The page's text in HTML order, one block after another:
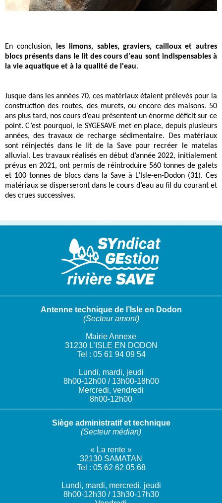
En conclusion, les limons, sables, graviers, cailloux et autres
blocs présents dans le lit des cours d'eau sont indispensables à
la vie aquatique et à la qualité de l'eau.
Jusque dans les années 70, ces matériaux étaient prélevés pour la
construction des routes, des murets, ou encore des maisons. 50
ans plus tard, nos cours d’eau présentent un énorme déficit sur ce
point. C’est pourquoi, le SYGESAVE met en place, depuis plusieurs
années, des travaux de recharge sédimentaire. Des matériaux
sont réinjectés dans le lit de la Save pour recréer le matelas
alluvial. Les travaux réalisés en début d’année 2022, initialement
prévus en 2021, ont permis de réintroduire 560 tonnes de galets
et 100 tonnes de blocs dans la Save à L’Isle-en-Dodon (31). Ces
matériaux se disperseront dans le cours d’eau au fil du courant et
des crues successives.
Antenne technique de l’Isle en Dodon
(Secteur amont)
Mairie Annexe
31230 L’ISLE EN DODON
Tel : 05 61 94 09 54
Lundi, mardi, jeudi
8h00-12h00 / 13h00-18h00
Mercredi, vendredi
8h00-12h00
Siège administratif et technique
(Secteur médian)
« La rente »
32130 SAMATAN
Tel : 05 62 62 05 68
Lundi, mardi, mercredi, jeudi
8h00-12h30 / 13h30-17h30